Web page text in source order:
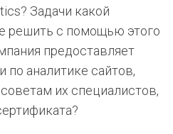
Задачи какой
решить с помощью этого
предоставляет
по аналитике сайтов,
их специалистов,